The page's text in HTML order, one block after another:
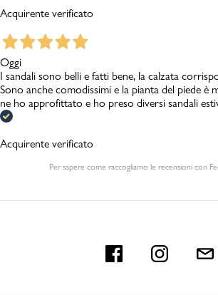
Acquirente verificato
Oggi
I sandali sono belli e fatti bene, la calzata
Sono anche comodissimi e la pianta del piede è
ne ho approfittato e ho preso diversi sandali
Acquirente verificato
Per sapere come raccogliamo le recensioni con